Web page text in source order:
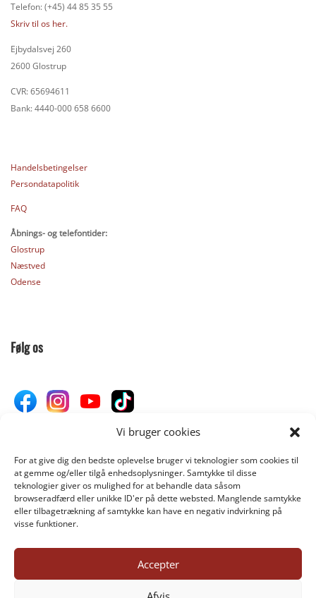
Vi bruger cookies
For at give dig den bedste oplevelse bruger vi teknologier som cookies til
at gemme og/eller tilgå enhedsoplysninger. Samtykke til disse
teknologier giver os mulighed for at behandle data såsom
browseradfærd eller unikke ID'er på dette websted. Manglende samtykke
eller tilbagetrækning af samtykke kan have en negativ indvirkning på
visse funktioner.
Accepter
Telefon: (+45) 44 85 35 55
Skriv til os her.
Ejbydalsvej 260
2600 Glostrup
CVR: 65694611
Bank: 4440-000 658 6600
Handelsbetingelser
Persondatapolitik
FAQ
Åbnings- og telefontider:
Glostrup
Næstved
Odense
Følg os
Donér til Inges Kattehjem
DONÉR
©INGES-KATTEHJEM.DK 2025